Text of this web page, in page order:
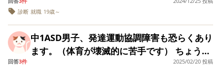
が原因で、宿題だけでなくご飯、お風呂など
いうか小言ばかりで、子どももうんざりだと
思います。 登校しぶりもあり、毎日付き添い
登校しています。 教室まで送り届けるのがほ
目に見て下さいとは伝えてあります。 私はフ
ルタイムの仕事をしてますので、欠席となる
と、ほぼ１日一人で過ごしています。寝た
り、好きなダンスを踊ったりはしているみた
持ち？痛いから止めてと。今は注意で終わっ
てるけど中学生になって人を傷つけたりした
ら君大変な事になるヨ。何回も話しました…
どうしたらいいか？
た。自立や就職など、障害者として社会的に
参加するためにはどうすればいいのか、また
のか、本やネットで調べようとしています
が、調べれば調べるほど辛くなり、ときには
診断 就職 19歳～
中1ASD男子、発達運動協調障害も恐らくあり
ます。（体育が壊滅的に苦手です） ちょうち
回答3件
2025/02/20 投稿